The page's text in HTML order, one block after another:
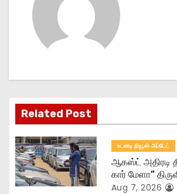
g
a
t
i
o
Related Post
உடனடி நியூஸ் அப்டேட்
ஆகஸ்ட் அதிரடி
கார் மேளா”
Aug 7, 2026